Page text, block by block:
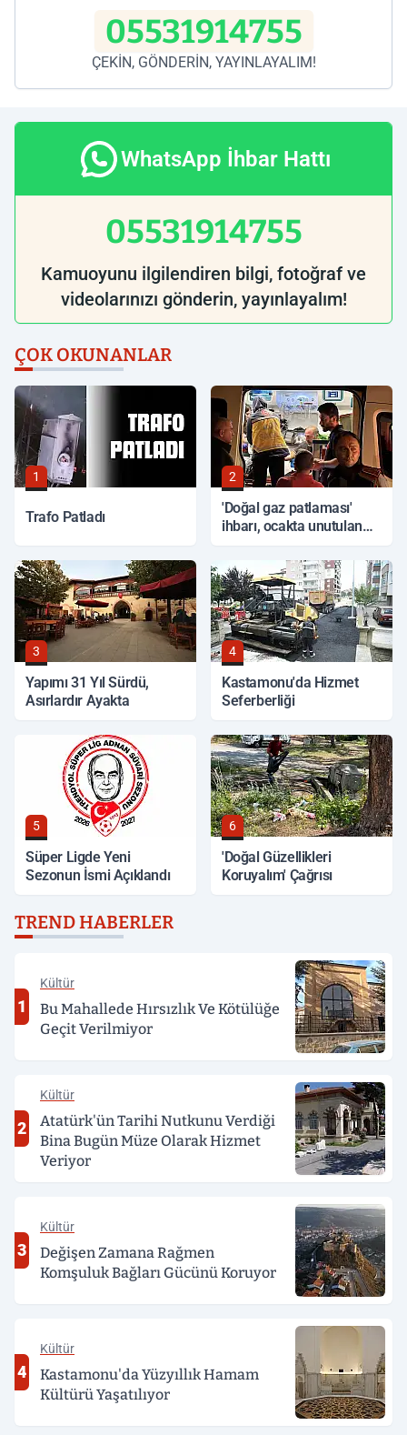
05531914755
ÇEKİN, GÖNDERİN, YAYINLAYALIM!
WhatsApp İhbar Hattı
05531914755
Kamuoyunu ilgilendiren bilgi, fotoğraf ve
videolarınızı gönderin, yayınlayalım!
ÇOK OKUNANLAR
1
Trafo Patladı
2
'Doğal gaz patlaması'
ihbarı, ocakta unutulan
3
Yapımı 31 Yıl Sürdü,
Asırlardır Ayakta
4
Kastamonu'da Hizmet
Seferberliği
5
Süper Ligde Yeni
Sezonun İsmi Açıklandı
6
'Doğal Güzellikleri
Koruyalım' Çağrısı
TREND HABERLER
1
Kültür
Bu Mahallede Hırsızlık Ve Kötülüğe
Geçit Verilmiyor
2
Kültür
Atatürk'ün Tarihi Nutkunu Verdiği
Bina Bugün Müze Olarak Hizmet
Veriyor
3
Kültür
Değişen Zamana Rağmen
Komşuluk Bağları Gücünü Koruyor
4
Kültür
Kastamonu'da Yüzyıllık Hamam
Kültürü Yaşatılıyor